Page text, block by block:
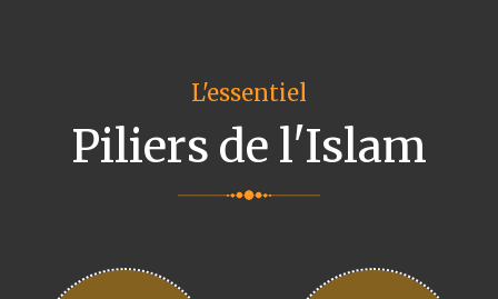
L'essentiel
Piliers de l'Islam